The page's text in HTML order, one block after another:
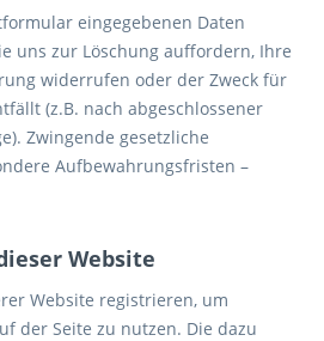
eingegebenen Daten
uns zur Löschung auffordern, Ihre
widerrufen oder der Zweck für
(z.B. nach abgeschlossener
Zwingende gesetzliche
Aufbewahrungsfristen –
Website
Website registrieren, um
der Seite zu nutzen. Die dazu